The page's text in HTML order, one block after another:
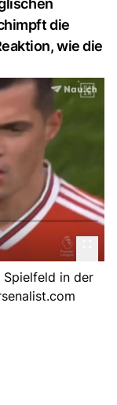
die
wie die
Spielfeld in der